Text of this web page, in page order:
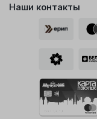
Наши контакты